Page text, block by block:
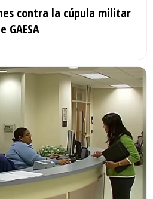
contra la cúpula militar
GAESA